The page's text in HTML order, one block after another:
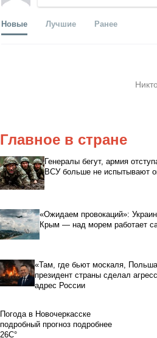
Новые Лучшие Ранее
Главное в стране
Генералы бегут, армия
ВСУ больше не испытывают
«Ожидаем провокаций»:
Крым — над морем работает
«Там, где бьют москаля,
президент страны сделал
адрес России
Погода в Новочеркасске
подробный прогноз подробнее
26C°